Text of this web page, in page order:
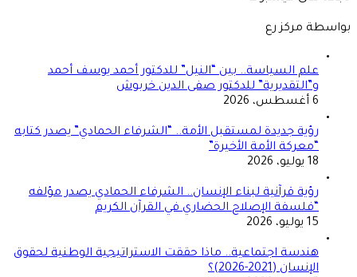
بواسطة مركز رع
علم السياسة.. بين “النيل” للدكتور أحمد يوسف أحمد
و”التقديرية” للدكتور صفى الدين خربوش
6 أغسطس، 2026
رؤية جديدة لمستقبل الأمة.. “الشرفاء الحمادي” يصدر كتابه
“معركة الأمة الأخيرة”
18 يوليو، 2026
رؤية قرآنية لبناء الإنسان.. الشرفاء الحمادي يصدر مؤلفه
“فلسفة الإصلاح الحضاري في القرآن الكريم
15 يوليو، 2026
هندسة اجتماعية.. ماذا حققت الاستراتيجية الوطنية لحقوق
الإنسان (2021-2026)؟